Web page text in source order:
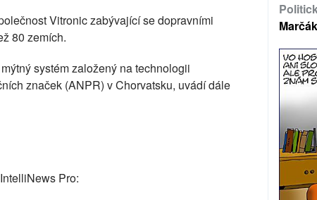
Vitronic zabývající se dopravními
80 zemích.
systém založený na technologii
značek (ANPR) v Chorvatsku, uvádí dále
Pro: